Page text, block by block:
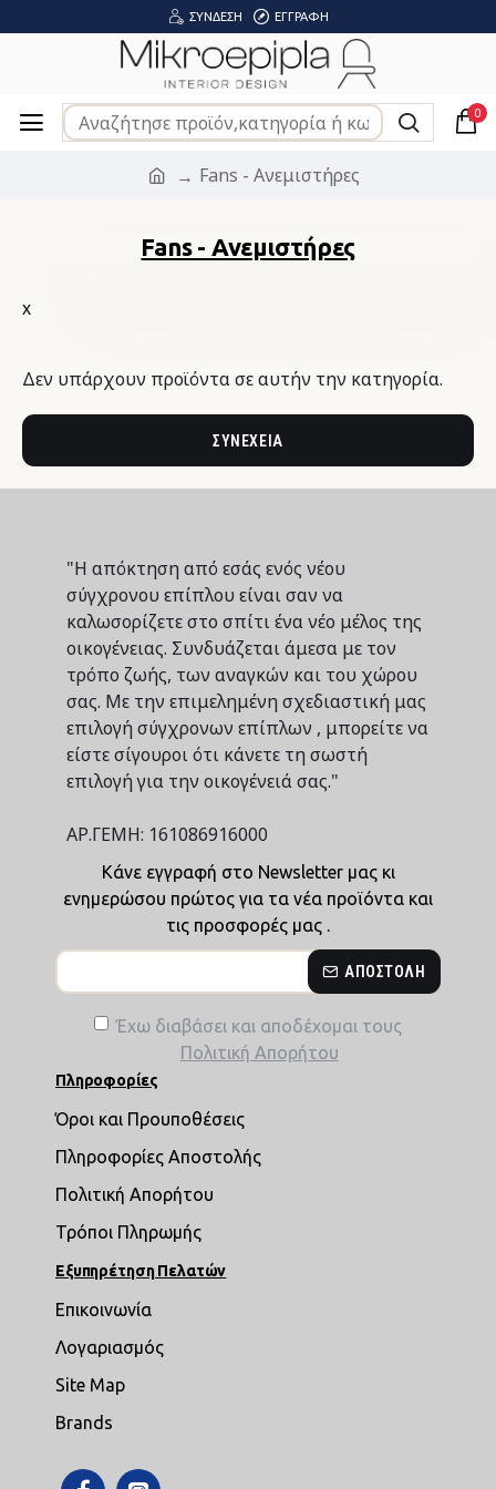
ΣΎΝΔΕΣΗ ΕΓΓΡΑΦΉ
0
Fans - Ανεμιστήρες
Fans - Ανεμιστήρες
χ
Δεν υπάρχουν προϊόντα σε αυτήν την κατηγορία.
ΣΥΝΈΧΕΙΑ
"Η απόκτηση από εσάς ενός νέου
σύγχρονου επίπλου είναι σαν να
καλωσορίζετε στο σπίτι ένα νέο μέλος της
οικογένειας. Συνδυάζεται άμεσα με τον
τρόπο ζωής, των αναγκών και του χώρου
σας. Με την επιμελημένη σχεδιαστική μας
επιλογή σύγχρονων επίπλων , μπορείτε να
είστε σίγουροι ότι κάνετε τη σωστή
επιλογή για την οικογένειά σας."
ΑΡ.ΓΕΜΗ: 161086916000
Κάνε εγγραφή στο Newsletter μας κι
ενημερώσου πρώτος για τα νέα προϊόντα και
τις προσφορές μας .
ΑΠΟΣΤΟΛΉ
Έχω διαβάσει και αποδέχομαι τους
Πολιτική Απορήτου
Πληροφορίες
Όροι και Προυποθέσεις
Πληροφορίες Αποστολής
Πολιτική Απορήτου
Τρόποι Πληρωμής
Εξυπηρέτηση Πελατών
Επικοινωνία
Λογαριασμός
Site Map
Brands